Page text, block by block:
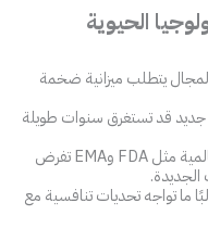
الحيوية
يتطلب ميزانية ضخمة
جديد قد تستغرق سنوات طويلة
: اللوائح الصحية العالمية مثل FDA وEMA تفرض
ما تواجه تحديات تنافسية مع